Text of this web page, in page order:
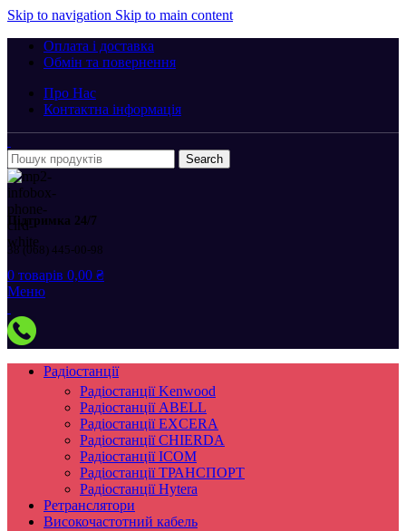
Skip to navigation Skip to main content
Оплата і доставка
Обмін та повернення
Про Нас
Контактна інформація
Search
Підтримка 24/7
38 (068) 445-00-98
0 товарів 0,00 ₴
Меню
Радіостанції
Радіостанції Kenwood
Радіостанції ABELL
Радіостанції EXCERA
Радіостанції CHIERDA
Радіостанції ICOM
Радіостанції ТРАНСПОРТ
Радіостанції Hytera
Ретранслятори
Високочастотний кабель